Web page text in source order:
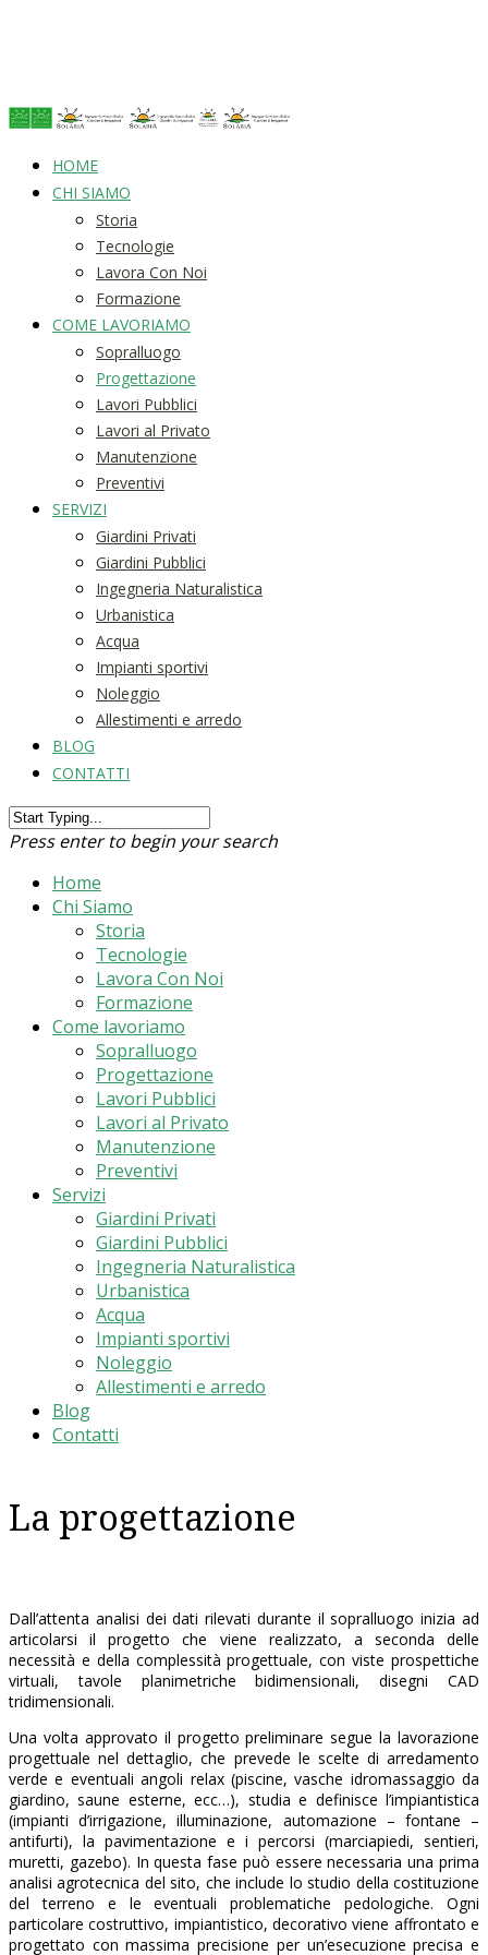
HOME
CHI SIAMO
Storia
Tecnologie
Lavora Con Noi
Formazione
COME LAVORIAMO
Sopralluogo
Progettazione
Lavori Pubblici
Lavori al Privato
Manutenzione
Preventivi
SERVIZI
Giardini Privati
Giardini Pubblici
Ingegneria Naturalistica
Urbanistica
Acqua
Impianti sportivi
Noleggio
Allestimenti e arredo
BLOG
CONTATTI
Press enter to begin your search
Home
Chi Siamo
Storia
Tecnologie
Lavora Con Noi
Formazione
Come lavoriamo
Sopralluogo
Progettazione
Lavori Pubblici
Lavori al Privato
Manutenzione
Preventivi
Servizi
Giardini Privati
Giardini Pubblici
Ingegneria Naturalistica
Urbanistica
Acqua
Impianti sportivi
Noleggio
Allestimenti e arredo
Blog
Contatti
La progettazione
Dall’attenta analisi dei dati rilevati durante il sopralluogo inizia ad
articolarsi il progetto che viene realizzato, a seconda delle
necessità e della complessità progettuale, con viste prospettiche
virtuali, tavole planimetriche bidimensionali, disegni CAD
tridimensionali.
Una volta approvato il progetto preliminare segue la lavorazione
progettuale nel dettaglio, che prevede le scelte di arredamento
verde e eventuali angoli relax (piscine, vasche idromassaggio da
giardino, saune esterne, ecc…), studia e definisce l’impiantistica
(impianti d’irrigazione, illuminazione, automazione – fontane –
antifurti), la pavimentazione e i percorsi (marciapiedi, sentieri,
muretti, gazebo). In questa fase può essere necessaria una prima
analisi agrotecnica del sito, che include lo studio della costituzione
del terreno e le eventuali problematiche pedologiche. Ogni
particolare costruttivo, impiantistico, decorativo viene affrontato e
progettato con massima precisione per un’esecuzione precisa e